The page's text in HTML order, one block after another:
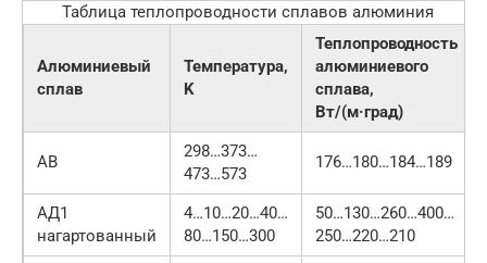
Таблица теплопроводности сплавов алюминия
Алюминиевый
сплав
Температура,
K
Теплопроводность
алюминиевого
сплава,
Вт/(м·град)
АВ
298…373…
473…573
176…180…184…189
АД1
нагартованный
4…10…20…40…
80…150…300
50…130…260…400…
250…220…210